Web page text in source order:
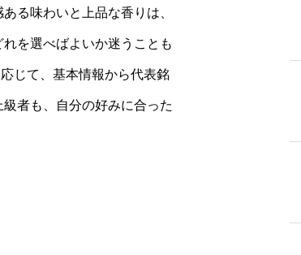
る味わいと上品な香りは、
を選べばよいか迷うことも
じて、基本情報から代表銘
者も、自分の好みに合った